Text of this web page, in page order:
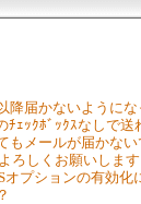
降届かないように
ﾁｪｯｸﾎﾞｯｸｽなしで送
もメールが届かない
ろしくお願いします
オプションの有効